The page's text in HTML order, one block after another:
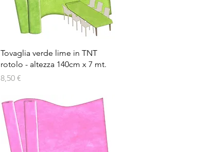
Vista rapida
Tovaglia verde lime in TNT
rotolo - altezza 140cm x 7 mt.
Prezzo
8,50 €